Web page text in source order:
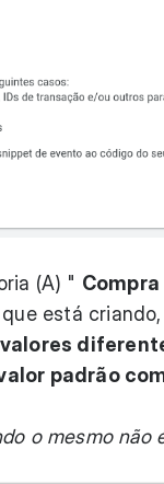
(A) " Compra
está
padrão
o mesmo não